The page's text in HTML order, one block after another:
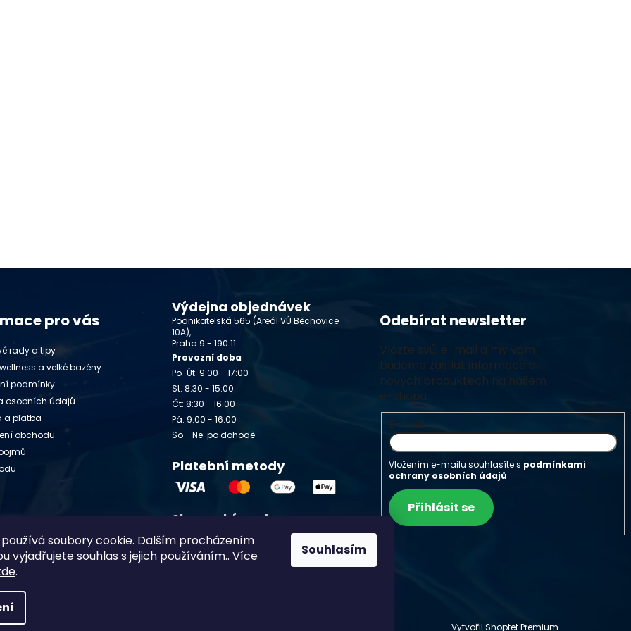
soubory cookie. Dalším procházením
vyjadřujete souhlas s jejich používáním.. Více
.
Souhlasím
pro vás
rady a tipy
a velké bazény
podmínky
osobních údajů
a platba
obchodu
Výdejna objednávek
Podnikatelská 565 (Areál VÚ Běchovice
10A),
Praha 9 - 190 11
Provozní doba
Po-Út: 9:00 - 17:00
St: 8:30 - 15:00
Čt: 8:30 - 16:00
Pá: 9:00 - 16:00
So - Ne: po dohodě
Platební metody
Slovenský e-shop
Chlorito.sk
Odebírat newsletter
Vložte svůj e-mail a my vám
budeme zasílat informace o
nových produktech na našem
e-shopu.
E-mail
Vložením e-mailu souhlasíte s podmínkami
ochrany osobních údajů
Přihlásit se
Vytvořil Shoptet Premium